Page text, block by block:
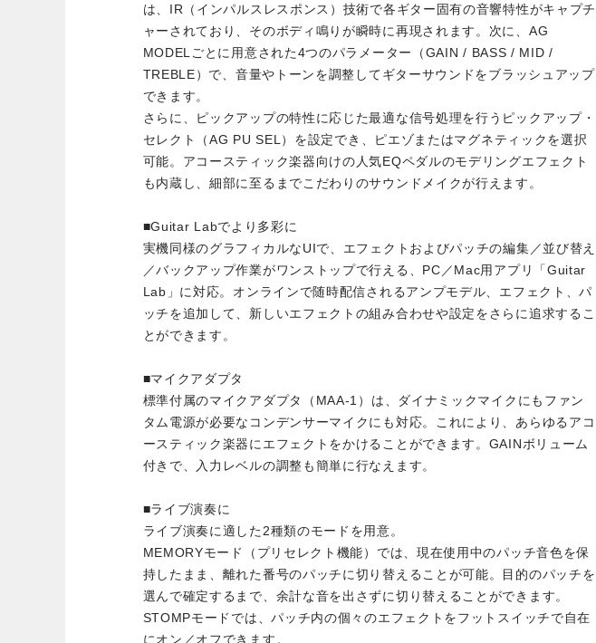
は、IR（インパルスレスポンス）技術で各ギター固有の音響特性がキャプチ
ャーされており、そのボディ鳴りが瞬時に再現されます。次に、AG
MODELごとに用意された4つのパラメーター（GAIN / BASS / MID /
TREBLE）で、音量やトーンを調整してギターサウンドをブラッシュアップ
できます。
さらに、ピックアップの特性に応じた最適な信号処理を行うピックアップ・
セレクト（AG PU SEL）を設定でき、ピエゾまたはマグネティックを選択
可能。アコースティック楽器向けの人気EQペダルのモデリングエフェクト
も内蔵し、細部に至るまでこだわりのサウンドメイクが行えます。
■Guitar Labでより多彩に
実機同様のグラフィカルなUIで、エフェクトおよびパッチの編集／並び替え
／バックアップ作業がワンストップで行える、PC／Mac用アプリ「Guitar
Lab」に対応。オンラインで随時配信されるアンプモデル、エフェクト、パ
ッチを追加して、新しいエフェクトの組み合わせや設定をさらに追求するこ
とができます。
■マイクアダプタ
標準付属のマイクアダプタ（MAA-1）は、ダイナミックマイクにもファン
タム電源が必要なコンデンサーマイクにも対応。これにより、あらゆるアコ
ースティック楽器にエフェクトをかけることができます。GAINボリューム
付きで、入力レベルの調整も簡単に行なえます。
■ライブ演奏に
ライブ演奏に適した2種類のモードを用意。
MEMORYモード（プリセレクト機能）では、現在使用中のパッチ音色を保
持したまま、離れた番号のパッチに切り替えることが可能。目的のパッチを
選んで確定するまで、余計な音を出さずに切り替えることができます。
STOMPモードでは、パッチ内の個々のエフェクトをフットスイッチで自在
にオン／オフできます。